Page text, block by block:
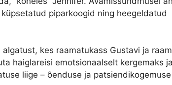
piparkoogid ning heegeldatud
algatust, kes raamatukass Gustavi ja
haiglareisi emotsionaalselt kergemaks ja
liige – õenduse ja patsiendikogemuse